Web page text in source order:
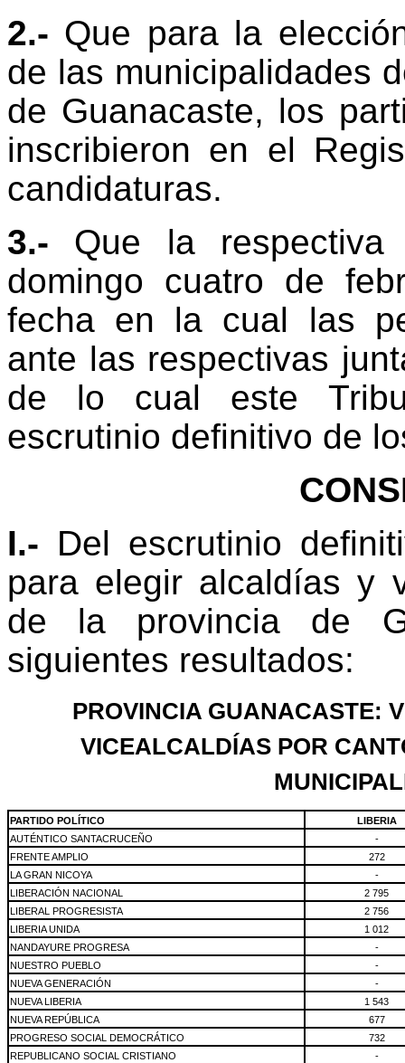
2.- Que para la
de las municipalidades
de Guanacaste, los
inscribieron en el
candidaturas.
3.- Que la
domingo cuatro de
fecha en la cual las
ante las respectivas
de lo cual este
escrutinio definitivo de
I.- Del escrutinio
para elegir alcaldías y
de la provincia de
siguientes resultados:
PROVINCIA GUANACASTE:
VICEALCALDÍAS POR
PARTIDO POLÍTICO
LIBERIA
AUTÉNTICO SANTACRUCEÑO
-
FRENTE AMPLIO
272
LA GRAN NICOYA
-
LIBERACIÓN NACIONAL
2 795
LIBERAL PROGRESISTA
2 756
LIBERIA UNIDA
1 012
NANDAYURE PROGRESA
-
NUESTRO PUEBLO
-
NUEVA GENERACIÓN
-
NUEVA LIBERIA
1 543
NUEVA REPÚBLICA
677
PROGRESO SOCIAL DEMOCRÁTICO
732
REPUBLICANO SOCIAL CRISTIANO
-